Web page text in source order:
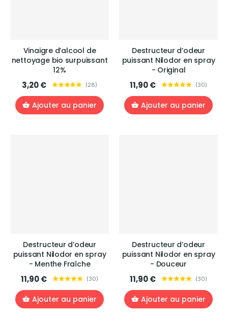
Vinaigre d’alcool de
nettoyage bio surpuissant
12%
3,20 € (28)
Ajouter au panier
Destructeur d’odeur
puissant Nilodor en spray
- Original
11,90 € (30)
Ajouter au panier
Destructeur d’odeur
puissant Nilodor en spray
- Menthe Fraîche
11,90 € (30)
Ajouter au panier
Destructeur d’odeur
puissant Nilodor en spray
- Douceur
11,90 € (30)
Ajouter au panier